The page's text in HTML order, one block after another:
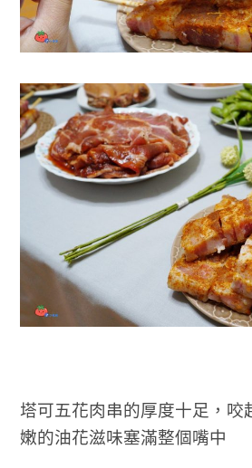
塔可五花肉串的厚度十足，咬
嫩的油花滋味塞滿整個嘴中